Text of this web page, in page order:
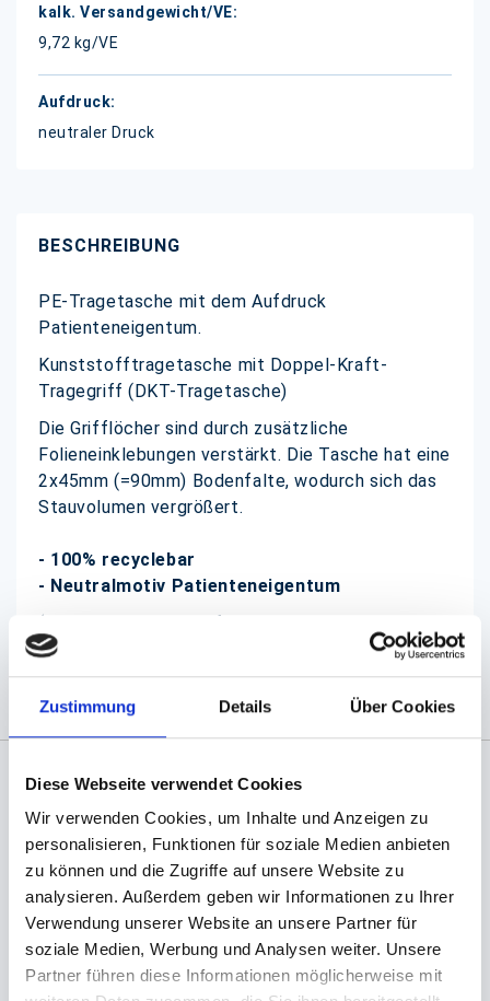
Zustimmung Details Über Cookies
Diese Webseite verwendet Cookies
Wir verwenden Cookies, um Inhalte und Anzeigen zu
personalisieren, Funktionen für soziale Medien anbieten
zu können und die Zugriffe auf unsere Website zu
analysieren. Außerdem geben wir Informationen zu Ihrer
Verwendung unserer Website an unsere Partner für
soziale Medien, Werbung und Analysen weiter. Unsere
Partner führen diese Informationen möglicherweise mit
9,72 kg/VE
neutraler Druck
BESCHREIBUNG
PE-Tragetasche mit dem Aufdruck
Patienteneigentum.
Kunststofftragetasche mit Doppel-Kraft-
Tragegriff (DKT-Tragetasche)
Die Grifflöcher sind durch zusätzliche
Folieneinklebungen verstärkt. Die Tasche hat eine
2x45mm (=90mm) Bodenfalte, wodurch sich das
Stauvolumen vergrößert.
- 100% recyclebar
- Neutralmotiv Patienteneigentum
(Abb. evtl. ähnlich, ggf. ohne Dekoration, Motiv
kann variieren)
Produktsicherheitsverordnung:packpack.de GmbH, Am
Bullhamm 24-26, D-26441 Jever, info@packpack.de
Sie könnten auch an folgenden Artikeln
interessiert sein